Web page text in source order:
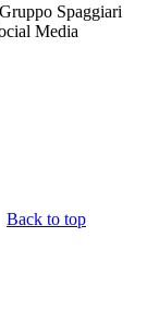
Spaggiari
Media
Back to top